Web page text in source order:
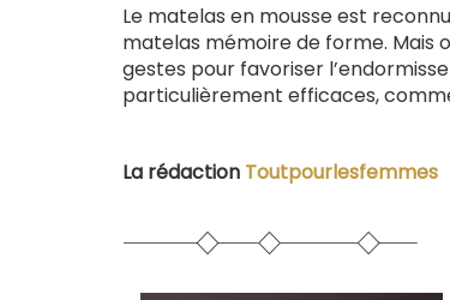
Le matelas en mousse est
matelas mémoire de forme. Mais
gestes pour favoriser
particulièrement efficaces,
La rédaction Toutpourlesfemmes